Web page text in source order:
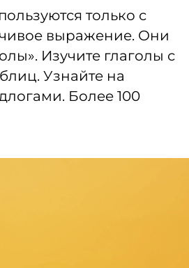
только с
выражение. Они
Изучите глаголы с
Узнайте на
Более 100